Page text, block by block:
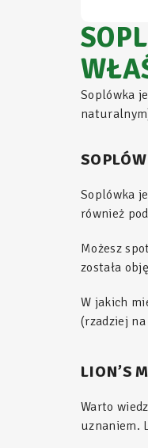
Soplówka
Soplówka
również
Możesz
została
W jakich
(rzadziej na
LION’S
Warto
uznaniem.